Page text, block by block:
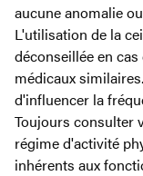
aucune anomalie
L'utilisation de la
déconseillée en
médicaux
d'influencer la
Toujours consulter
régime d'activité
inhérents aux